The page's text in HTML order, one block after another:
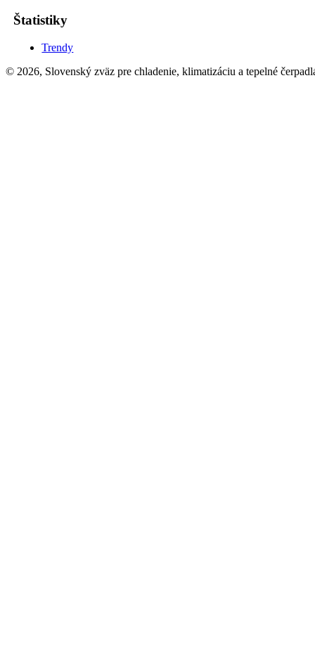
Štatistiky
Trendy
© 2026, Slovenský zväz pre chladenie, klimatizáciu a tepelné